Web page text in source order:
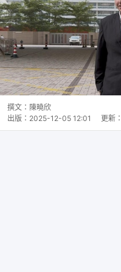
撰文： 陳曉欣
出版： 2025-12-05 12:01 更新：